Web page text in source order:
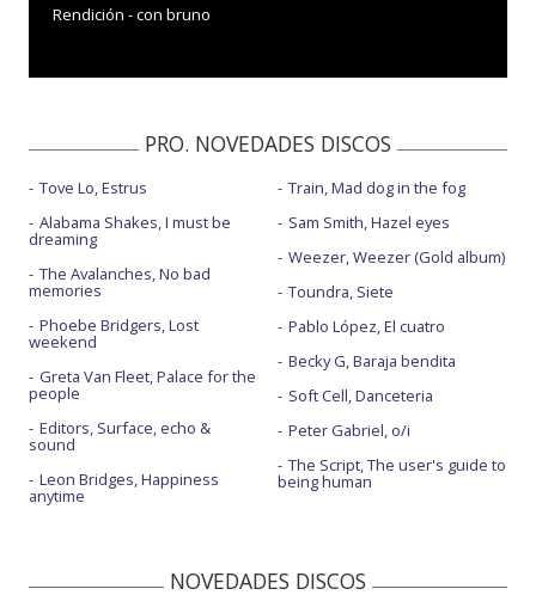
Rendición - con bruno
PRO. NOVEDADES DISCOS
Tove Lo, Estrus
Alabama Shakes, I must be
dreaming
The Avalanches, No bad
memories
Phoebe Bridgers, Lost
weekend
Greta Van Fleet, Palace for the
people
Editors, Surface, echo &
sound
Leon Bridges, Happiness
anytime
Train, Mad dog in the fog
Sam Smith, Hazel eyes
Weezer, Weezer (Gold album)
Toundra, Siete
Pablo López, El cuatro
Becky G, Baraja bendita
Soft Cell, Danceteria
Peter Gabriel, o/i
The Script, The user's guide to
being human
NOVEDADES DISCOS